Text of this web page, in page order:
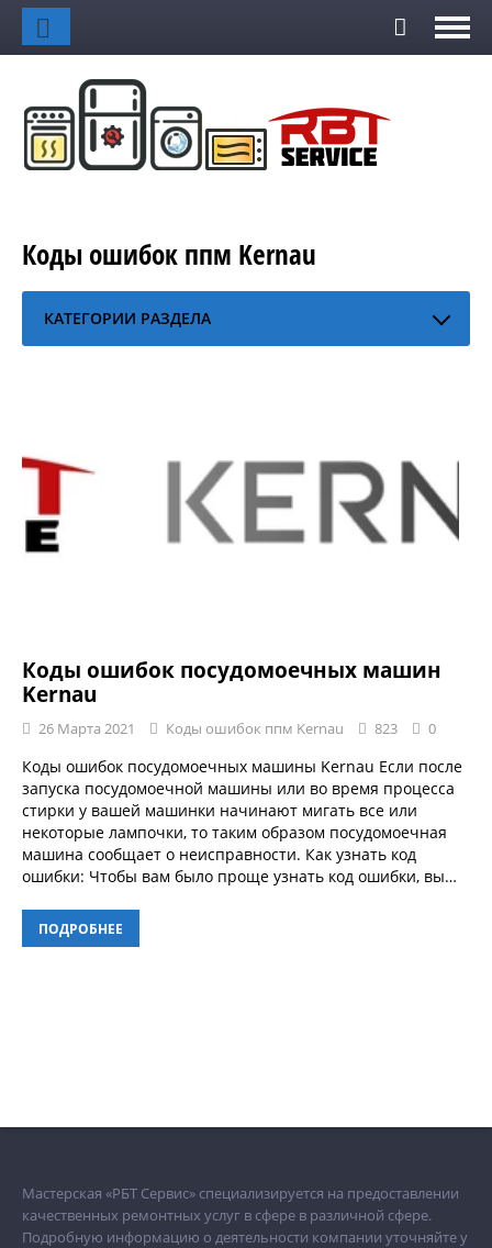
Коды ошибок ппм Kernau
КАТЕГОРИИ РАЗДЕЛА
Коды ошибок посудомоечных машин
Kernau
26 Марта 2021 Коды ошибок ппм Kernau 823 0
Коды ошибок посудомоечных машины Kernau Если после
запуска посудомоечной машины или во время процесса
стирки у вашей машинки начинают мигать все или
некоторые лампочки, то таким образом посудомоечная
машина сообщает о неисправности. Как узнать код
ошибки: Чтобы вам было проще узнать код ошибки, вы…
ПОДРОБНЕЕ
Мастерская «РБТ Сервис» специализируется на предоставлении
качественных ремонтных услуг в сфере в различной сфере.
Подробную информацию о деятельности компании уточняйте у